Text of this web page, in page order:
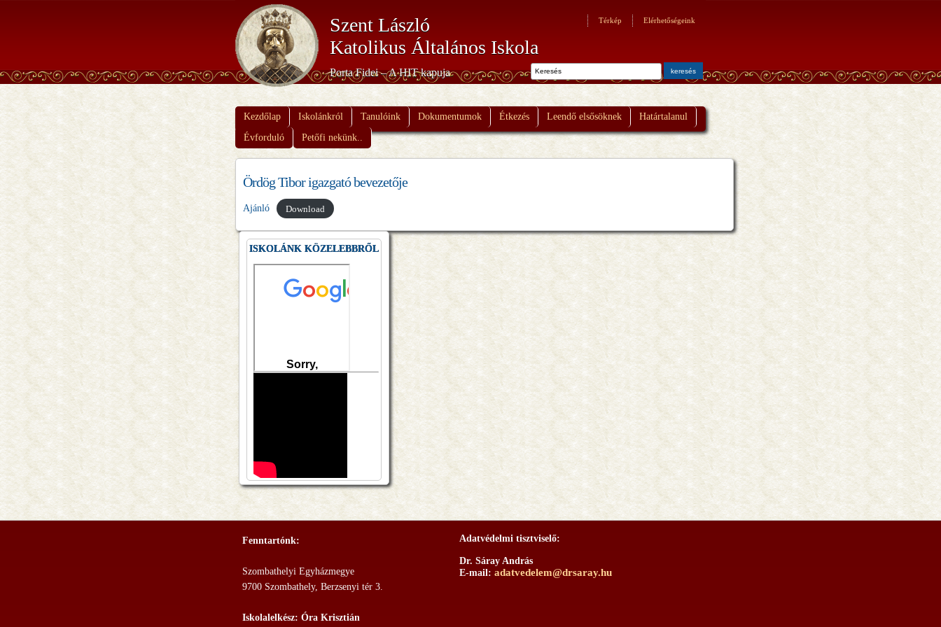
Elérhetőségeink
Térkép
Szent László
Katolikus Általános Iskola
Porta Fidei – A HIT kapuja
Kezdőlap Iskolánkról Tanulóink Dokumentumok Étkezés Leendő elsősöknek
Határtalanul
Évforduló
Petőfi nekünk..
Ördög Tibor igazgató bevezetője
Ajánló Download
ISKOLÁNK KÖZELEBBRŐL
Fenntartónk:
Szombathelyi Egyházmegye
9700 Szombathely, Berzsenyi tér 3.
Iskolalelkész: Óra Krisztián
Adatvédelmi tisztviselő:
Dr. Sáray András
E-mail: adatvedelem@drsaray.hu